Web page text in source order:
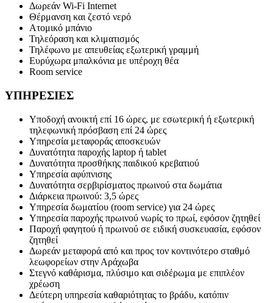
Δωρεάν Wi-Fi Internet
Θέρμανση και ζεστό νερό
Ατομικό μπάνιο
Τηλεόραση και κλιματισμός
Τηλέφωνο με απευθείας εξωτερική γραμμή
Ευρύχωρα μπαλκόνια με υπέροχη θέα
Room service
ΥΠΗΡΕΣΙΕΣ
Υποδοχή ανοικτή επί 16 ώρες, με εσωτερική ή εξωτερική
τηλεφωνική πρόσβαση επί 24 ώρες
Υπηρεσία μεταφοράς αποσκευών
Δυνατότητα παροχής laptop ή tablet
Δυνατότητα προσθήκης παιδικού κρεβατιού
Υπηρεσία αφύπνισης
Δυνατότητα σερβιρίσματος πρωινού στα δωμάτια
Διάρκεια πρωινού: 3,5 ώρες
Υπηρεσία δωματίου (room service) για 24 ώρες
Υπηρεσία παροχής πρωινού νωρίς το πρωί, εφόσον ζητηθεί
Παροχή φαγητού ή πρωινού σε ειδική συσκευασία, εφόσον
ζητηθεί
Δωρεάν μεταφορά από και προς τον κοντινότερο σταθμό
λεωφορείων στην Αράχωβα
Στεγνό καθάρισμα, πλύσιμο και σιδέρωμα με επιπλέον
χρέωση
Δεύτερη υπηρεσία καθαριότητας το βράδυ, κατόπιν